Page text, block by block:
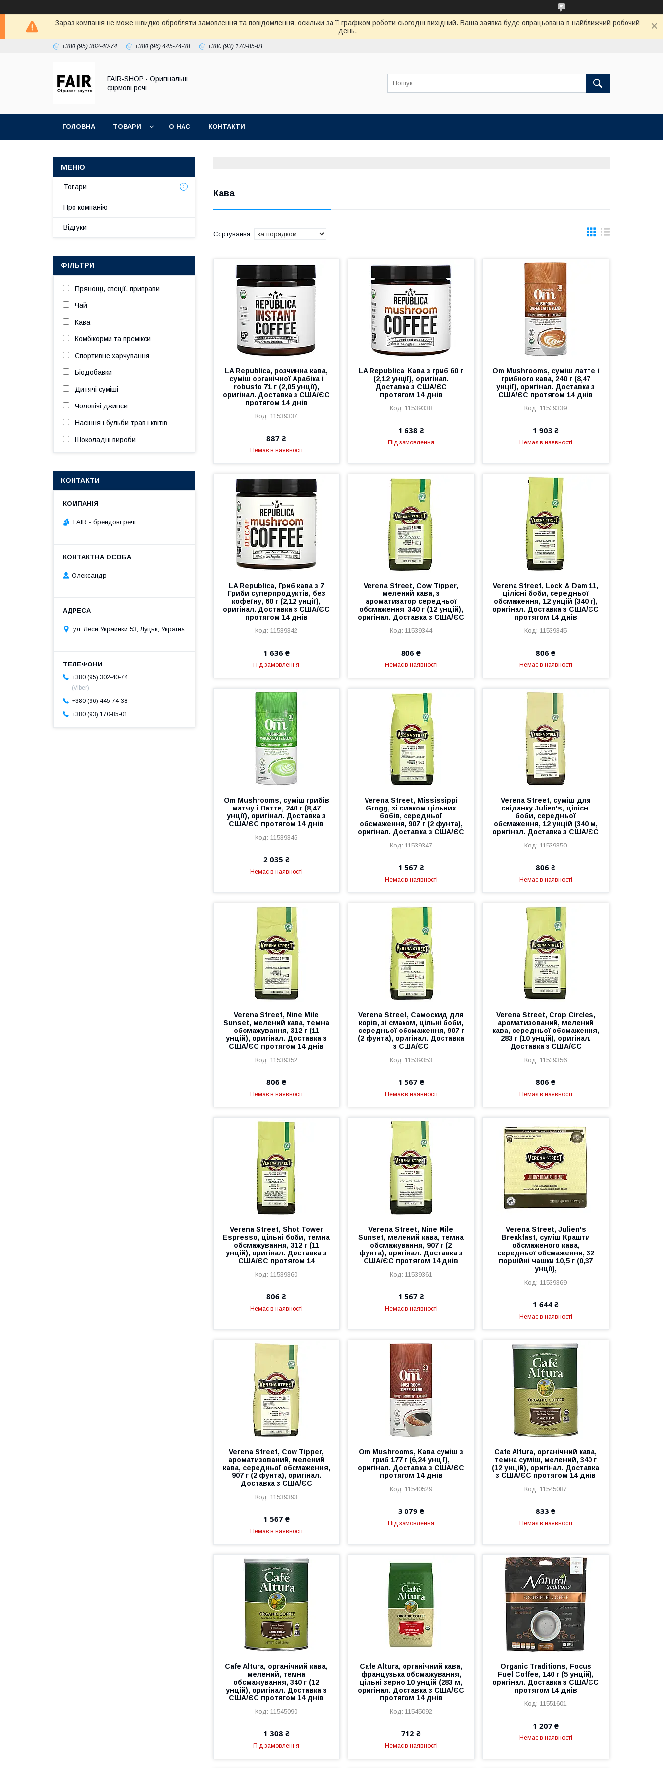
Зараз компанія не може швидко обробляти замовлення та повідомлення, оскільки за її графіком роботи сьогодні вихідний. Ваша заявка буде опрацьована в найближчий робочий
день.
+380 (95) 302-40-74 +380 (96) 445-74-38 +380 (93) 170-85-01
FAIR-SHOP - Оригінальні
фірмові речі
ГОЛОВНА ТОВАРИ О НАС КОНТАКТИ
Кава
LA Republica, розчинна кава,
суміш органічної Арабіка і
robusto 71 г (2,05 унції),
оригінал. Доставка з США/ЄС
протягом 14 днів
11539337
887 ₴
Немає в наявності
LA Republica, Кава з гриб 60 г
(2,12 унції), оригінал.
Доставка з США/ЄС
протягом 14 днів
11539338
1 638 ₴
Під замовлення
Om Mushrooms, суміш латте і
грибного кава, 240 г (8,47
унції), оригінал. Доставка з
США/ЄС протягом 14 днів
11539339
1 903 ₴
Немає в наявності
LA Republica, Гриб кава з 7
Гриби суперпродуктів, без
кофеїну, 60 г (2,12 унції),
оригінал. Доставка з США/ЄС
протягом 14 днів
11539342
1 636 ₴
Під замовлення
Verena Street, Cow Tipper,
мелений кава, з
ароматизатор середньої
обсмаження, 340 г (12 унцій),
оригінал. Доставка з США/ЄС
11539344
806 ₴
Немає в наявності
Verena Street, Lock & Dam 11,
цілісні боби, середньої
обсмаження, 12 унцій (340 г),
оригінал. Доставка з США/ЄС
протягом 14 днів
11539345
806 ₴
Немає в наявності
Om Mushrooms, суміш грибів
матчу і Латте, 240 г (8,47
унції), оригінал. Доставка з
США/ЄС протягом 14 днів
11539346
2 035 ₴
Немає в наявності
Verena Street, Mississippi
Grogg, зі смаком цільних
бобів, середньої
обсмаження, 907 г (2 фунта),
оригінал. Доставка з США/ЄС
11539347
1 567 ₴
Немає в наявності
Verena Street, суміш для
сніданку Julien's, цілісні
боби, середньої
обсмаження, 12 унцій (340 м,
оригінал. Доставка з США/ЄС
11539350
806 ₴
Немає в наявності
Verena Street, Nine Mile
Sunset, мелений кава, темна
обсмажування, 312 г (11
унцій), оригінал. Доставка з
США/ЄС протягом 14 днів
11539352
806 ₴
Немає в наявності
Verena Street, Самоскид для
корів, зі смаком, цільні боби,
середньої обсмаження, 907 г
(2 фунта), оригінал. Доставка
з США/ЄС
11539353
1 567 ₴
Немає в наявності
Verena Street, Crop Circles,
ароматизований, мелений
кава, середньої обсмаження,
283 г (10 унцій), оригінал.
Доставка з США/ЄС
11539356
806 ₴
Немає в наявності
Verena Street, Shot Tower
Espresso, цільні боби, темна
обсмажування, 312 г (11
унцій), оригінал. Доставка з
США/ЄС протягом 14
11539360
806 ₴
Немає в наявності
Verena Street, Nine Mile
Sunset, мелений кава, темна
обсмажування, 907 г (2
фунта), оригінал. Доставка з
США/ЄС протягом 14 днів
11539361
1 567 ₴
Немає в наявності
Verena Street, Julien's
Breakfast, суміш Крашти
обсмаженого кава,
середньої обсмаження, 32
порційні чашки 10,5 г (0,37
унції),
11539369
1 644 ₴
Немає в наявності
Verena Street, Cow Tipper,
ароматизований, мелений
кава, середньої обсмаження,
907 г (2 фунта), оригінал.
Доставка з США/ЄС
11539393
1 567 ₴
Немає в наявності
Om Mushrooms, Кава суміш з
гриб 177 г (6,24 унції),
оригінал. Доставка з США/ЄС
протягом 14 днів
11540529
3 079 ₴
Під замовлення
Cafe Altura, органічний кава,
темна суміш, мелений, 340 г
(12 унцій), оригінал. Доставка
з США/ЄС протягом 14 днів
11545087
833 ₴
Немає в наявності
Cafe Altura, органічний кава,
мелений, темна
обсмажування, 340 г (12
унцій), оригінал. Доставка з
США/ЄС протягом 14 днів
11545090
1 308 ₴
Під замовлення
Cafe Altura, органічний кава,
французька обсмажування,
цільні зерно 10 унцій (283 м,
оригінал. Доставка з США/ЄС
протягом 14 днів
11545092
712 ₴
Немає в наявності
Organic Traditions, Focus
Fuel Coffee, 140 г (5 унцій),
оригінал. Доставка з США/ЄС
протягом 14 днів
11551601
1 207 ₴
Немає в наявності
Товари
Про компанію
Відгуки
ФІЛЬТРИ
Прянощі, спеції, приправи
Чай
Кава
Комбікорми та премікси
Спортивне харчування
Біодобавки
Дитячі суміші
Чоловічі джинси
Насіння і бульби трав і квітів
Шоколадні вироби
КОНТАКТИ
FAIR - брендові речі
Олександр
ул. Леси Украинки 53, Луцьк, Україна
+380 (95) 302-40-74
(Viber)
+380 (96) 445-74-38
+380 (93) 170-85-01